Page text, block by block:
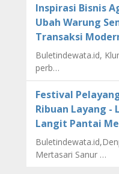
Inspirasi Bisnis
Ubah Warung
Transaksi
Buletindewata.id,
perb…
Festival
Ribuan Layang -
Langit Pantai
Mertasari Sanur …